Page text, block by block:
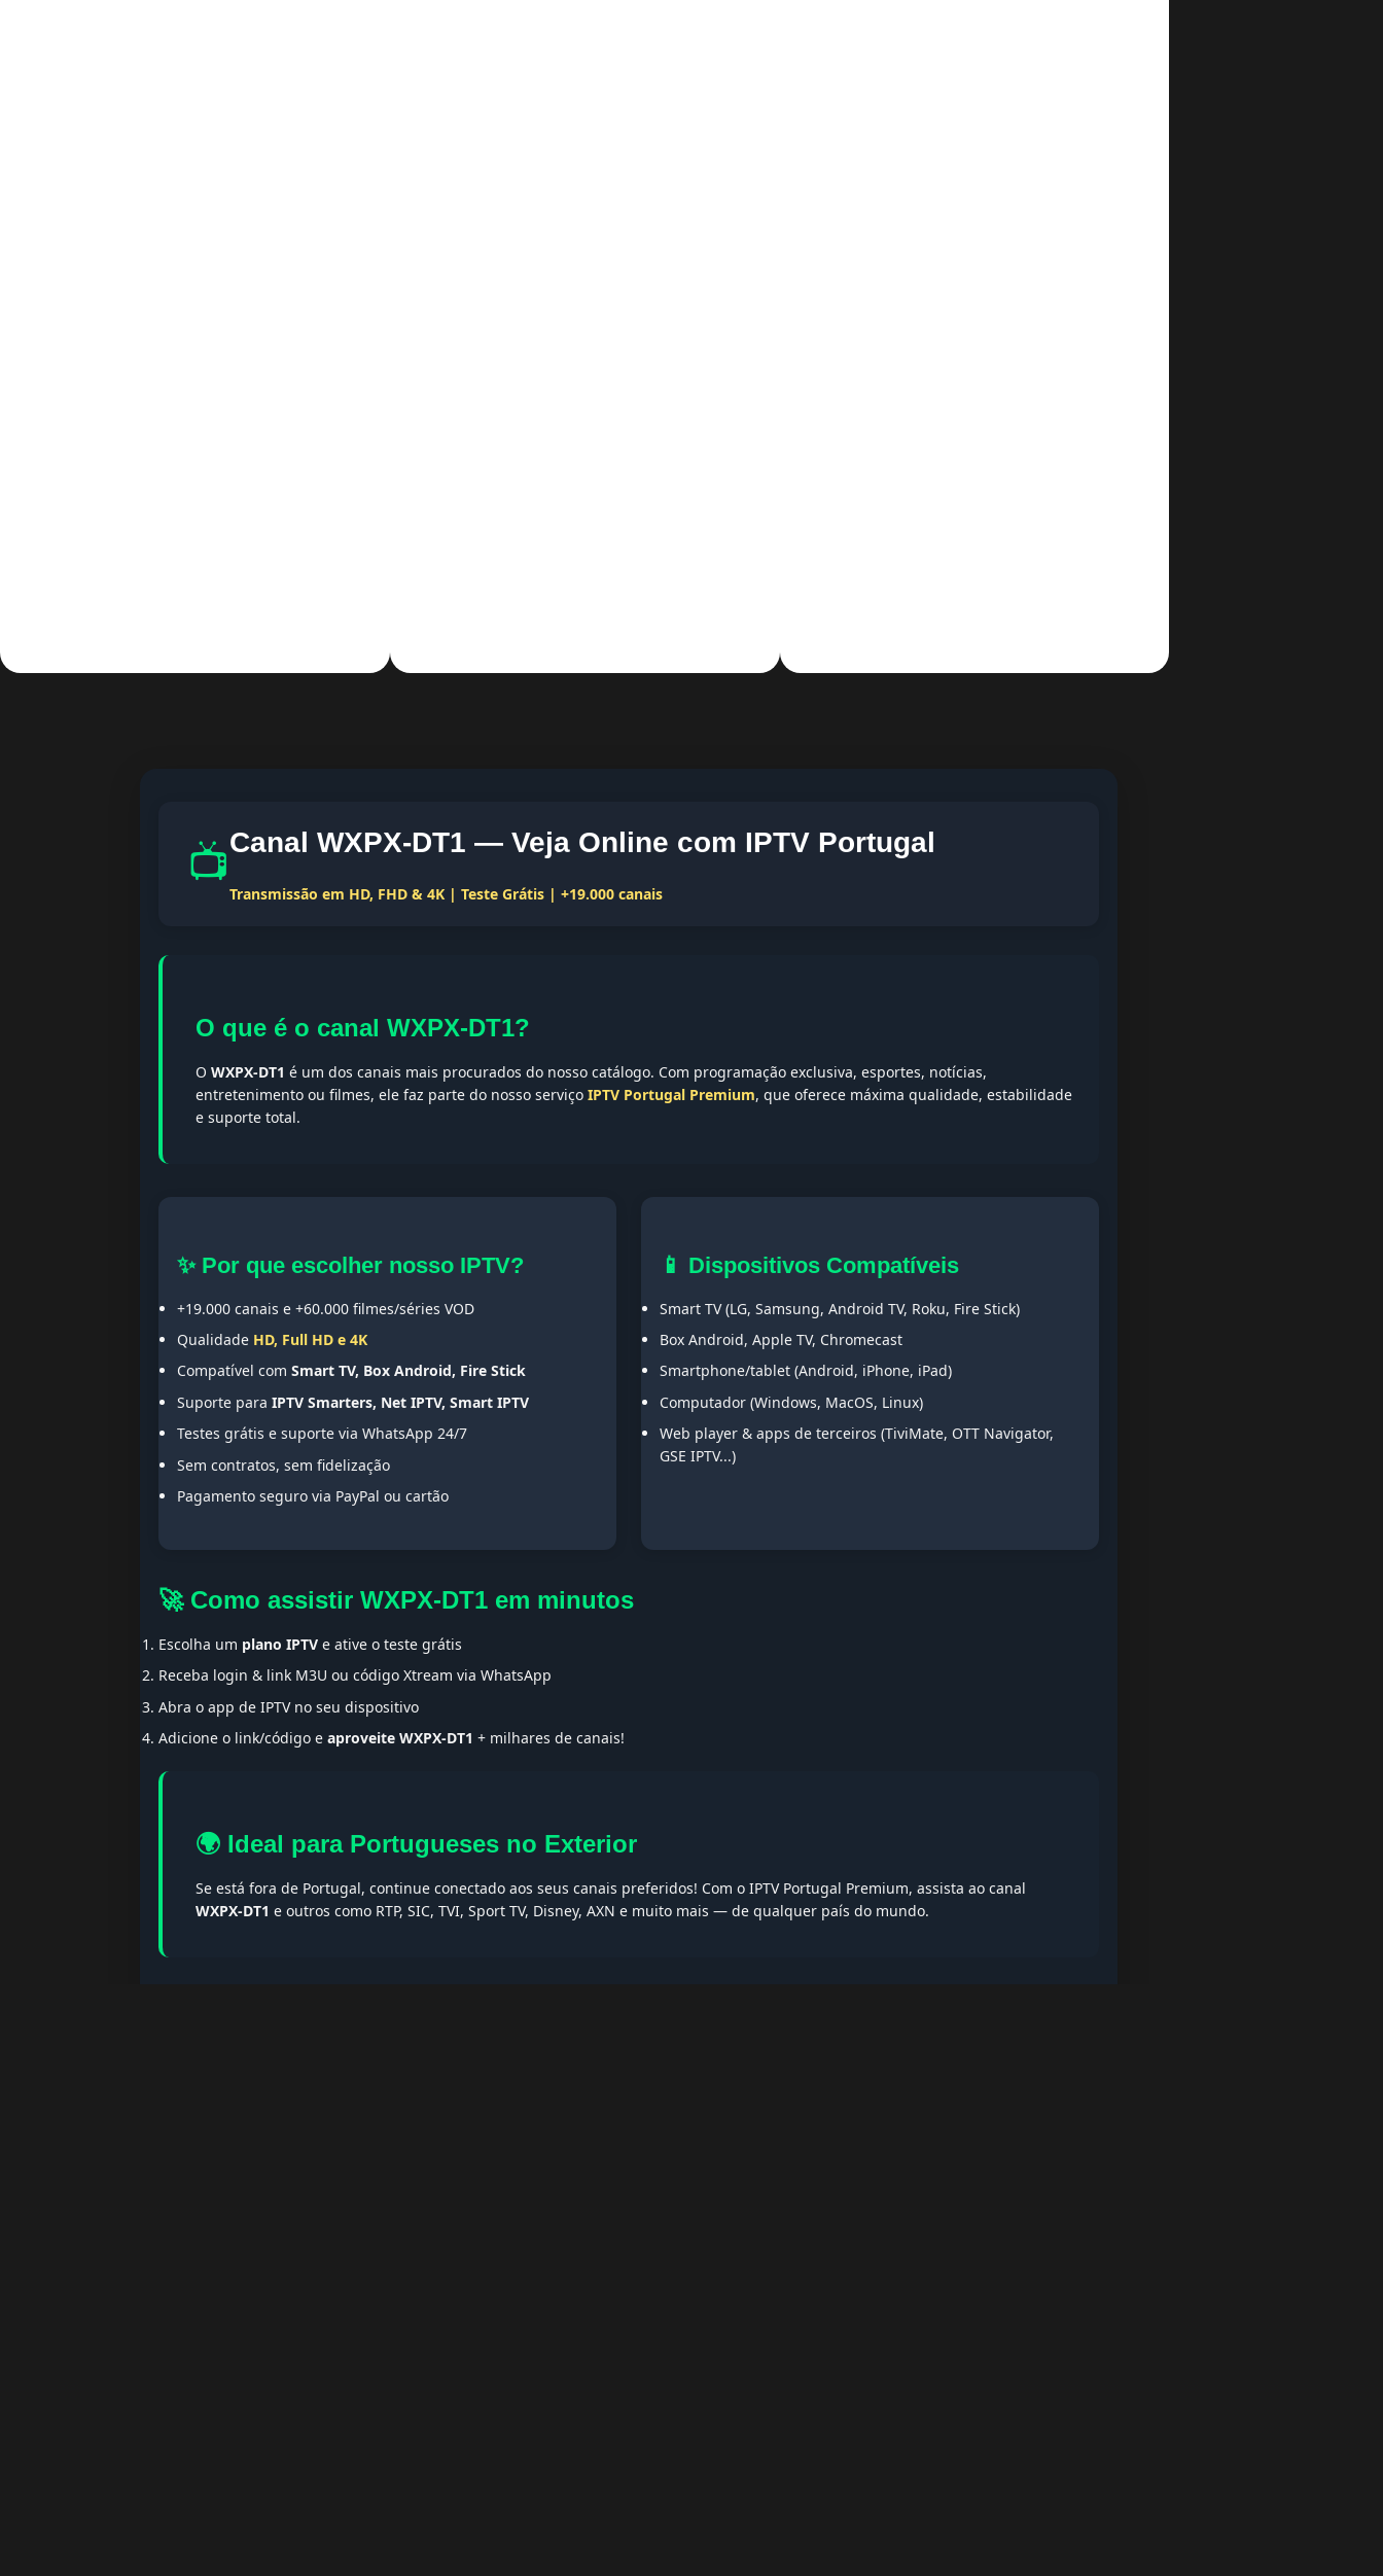
📺Canal WXPX-DT1 — Veja Online com IPTV Portugal
Transmissão em HD, FHD & 4K | Teste Grátis | +19.000 canais
O que é o canal WXPX-DT1?
O WXPX-DT1 é um dos canais mais procurados do nosso catálogo. Com programação exclusiva, esportes, notícias,
entretenimento ou filmes, ele faz parte do nosso serviço IPTV Portugal Premium, que oferece máxima qualidade, estabilidade
e suporte total.
✨ Por que escolher nosso IPTV?
+19.000 canais e +60.000 filmes/séries VOD
Qualidade HD, Full HD e 4K
Compatível com Smart TV, Box Android, Fire Stick
Suporte para IPTV Smarters, Net IPTV, Smart IPTV
Testes grátis e suporte via WhatsApp 24/7
Sem contratos, sem fidelização
Pagamento seguro via PayPal ou cartão
📱 Dispositivos Compatíveis
Smart TV (LG, Samsung, Android TV, Roku, Fire Stick)
Box Android, Apple TV, Chromecast
Smartphone/tablet (Android, iPhone, iPad)
Computador (Windows, MacOS, Linux)
Web player & apps de terceiros (TiviMate, OTT Navigator,
GSE IPTV...)
🚀 Como assistir WXPX-DT1 em minutos
Escolha um plano IPTV e ative o teste grátis
Receba login & link M3U ou código Xtream via WhatsApp
Abra o app de IPTV no seu dispositivo
Adicione o link/código e aproveite WXPX-DT1 + milhares de canais!
🌍 Ideal para Portugueses no Exterior
Se está fora de Portugal, continue conectado aos seus canais preferidos! Com o IPTV Portugal Premium, assista ao canal
WXPX-DT1 e outros como RTP, SIC, TVI, Sport TV, Disney, AXN e muito mais — de qualquer país do mundo.